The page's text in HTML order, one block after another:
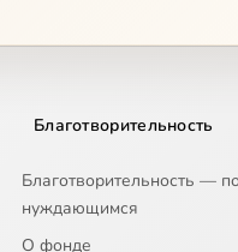
Серафим (Тяпочкин).
(Тяпочкин). Всегда
(Тяпочкин). Любить
Благотворительность
Благотворительность —
нуждающимся
О фонде